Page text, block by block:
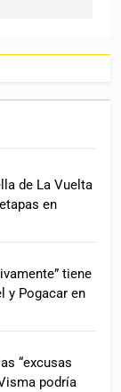
de La Vuelta
en
tiene
y Pogacar en
“excusas
podría